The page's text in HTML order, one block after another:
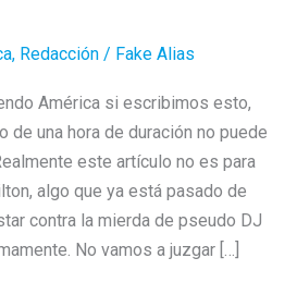
, Redacción / Fake Alias
América si escribimos esto,
de una hora de duración no puede
este artículo no es para
algo que ya está pasado de
contra la mierda de pseudo DJ
No vamos a juzgar […]